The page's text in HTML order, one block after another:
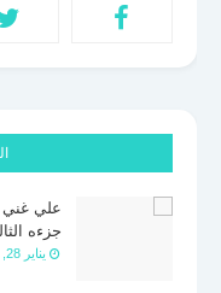
علي
جزءه
يناير 28, 2022